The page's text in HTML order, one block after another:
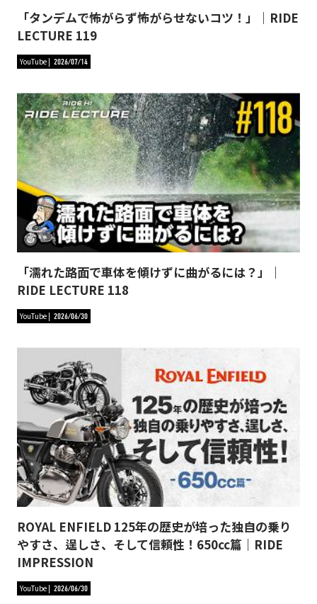
「タンデムで怖がらず怖がらせないコツ！」｜RIDE
LECTURE 119
YouTube 2026/07/14
「濡れた路面で車体を傾けずに曲がるには？」｜
RIDE LECTURE 118
YouTube 2026/06/30
ROYAL ENFIELD 125年の歴史が培った独自の乗り
やすさ、逞しさ、そして信頼性！650cc篇｜RIDE
IMPRESSION
YouTube 2026/06/30